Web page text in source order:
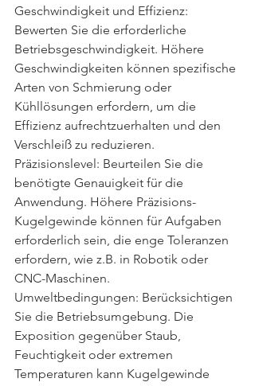
Geschwindigkeit und Effizienz:
Bewerten Sie die erforderliche
Betriebsgeschwindigkeit. Höhere
Geschwindigkeiten können spezifische
Arten von Schmierung oder
Kühllösungen erfordern, um die
Effizienz aufrechtzuerhalten und den
Verschleiß zu reduzieren.
Präzisionslevel: Beurteilen Sie die
benötigte Genauigkeit für die
Anwendung. Höhere Präzisions-
Kugelgewinde können für Aufgaben
erforderlich sein, die enge Toleranzen
erfordern, wie z.B. in Robotik oder
CNC-Maschinen.
Umweltbedingungen: Berücksichtigen
Sie die Betriebsumgebung. Die
Exposition gegenüber Staub,
Feuchtigkeit oder extremen
Temperaturen kann Kugelgewinde